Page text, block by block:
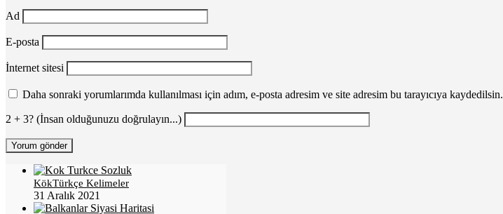
Ad
E-posta
İnternet sitesi
Daha sonraki yorumlarımda kullanılması için adım, e-posta adresim ve site adresim bu tarayıcıya kaydedilsin.
2 + 3? (İnsan olduğunuzu doğrulayın...)
KökTürkçe Kelimeler
31 Aralık 2021